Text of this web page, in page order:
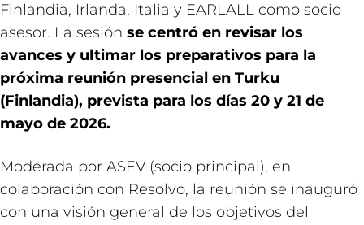
Finlandia, Irlanda, Italia y EARLALL como socio
asesor. La sesión se centró en revisar los
avances y ultimar los preparativos para la
próxima reunión presencial en Turku
(Finlandia), prevista para los días 20 y 21 de
mayo de 2026.
Moderada por ASEV (socio principal), en
colaboración con Resolvo, la reunión se inauguró
con una visión general de los objetivos del